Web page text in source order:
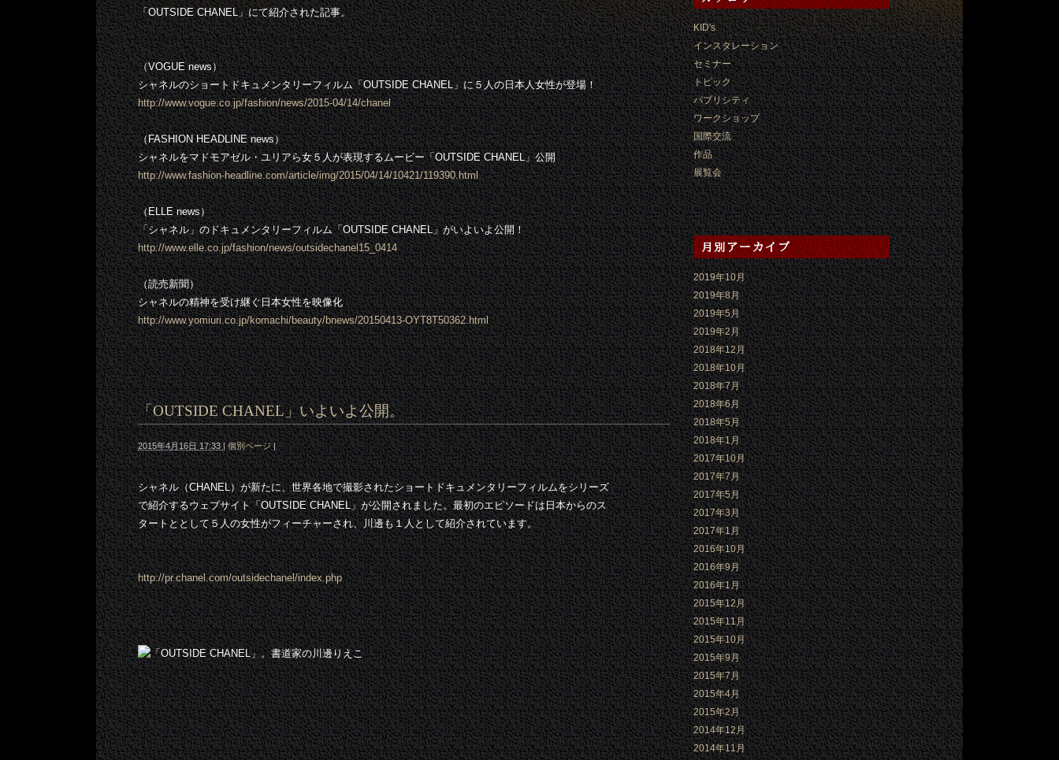
「OUTSIDE CHANEL」にて紹介された記事。
（VOGUE news）
シャネルのショートドキュメンタリーフィルム「OUTSIDE CHANEL」に５人の日本人女性が登場！
http://www.vogue.co.jp/fashion/news/2015-04/14/chanel
（FASHION HEADLINE news）
シャネルをマドモアゼル・ユリアら女５人が表現するムービー「OUTSIDE CHANEL」公開
http://www.fashion-headline.com/article/img/2015/04/14/10421/119390.html
（ELLE news）
「シャネル」のドキュメンタリーフィルム「OUTSIDE CHANEL」がいよいよ公開！
http://www.elle.co.jp/fashion/news/outsidechanel15_0414
（読売新聞）
シャネルの精神を受け継ぐ日本女性を映像化
http://www.yomiuri.co.jp/komachi/beauty/bnews/20150413-OYT8T50362.html
「OUTSIDE CHANEL」いよいよ公開。
2015年4月16日 17:33| 個別ページ |
シャネル（CHANEL）が新たに、世界各地で撮影されたショートドキュメンタリーフィルムをシリーズ
で紹介するウェブサイト「OUTSIDE CHANEL」が公開されました。最初のエピソードは日本からのス
タートととして５人の女性がフィーチャーされ、川邊も１人として紹介されています。
http://pr.chanel.com/outsidechanel/index.php
KID's
インスタレーション
セミナー
トピック
パブリシティ
ワークショップ
国際交流
作品
展覧会
2019年10月
2019年8月
2019年5月
2019年2月
2018年12月
2018年10月
2018年7月
2018年6月
2018年5月
2018年1月
2017年10月
2017年7月
2017年5月
2017年3月
2017年1月
2016年10月
2016年9月
2016年1月
2015年12月
2015年11月
2015年10月
2015年9月
2015年7月
2015年4月
2015年2月
2014年12月
2014年11月